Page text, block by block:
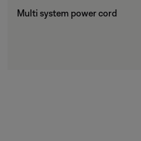
Multi system power cord